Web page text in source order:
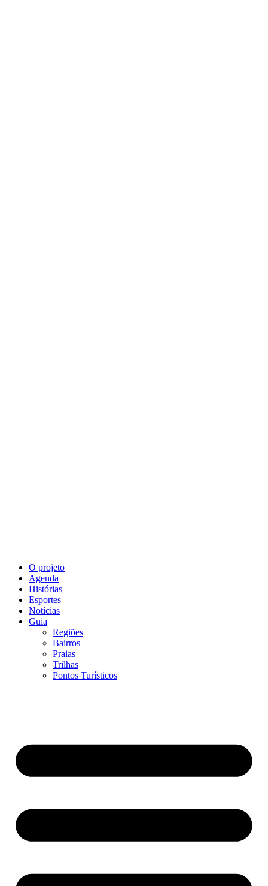
O projeto
Agenda
Histórias
Esportes
Notícias
Guia
Regiões
Bairros
Praias
Trilhas
Pontos Turísticos